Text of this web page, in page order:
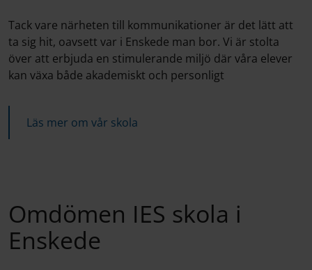
Tack vare närheten till kommunikationer är det lätt att
ta sig hit, oavsett var i Enskede man bor. Vi är stolta
över att erbjuda en stimulerande miljö där våra elever
kan växa både akademiskt och personligt
Läs mer om vår skola
Omdömen IES skola i
Enskede